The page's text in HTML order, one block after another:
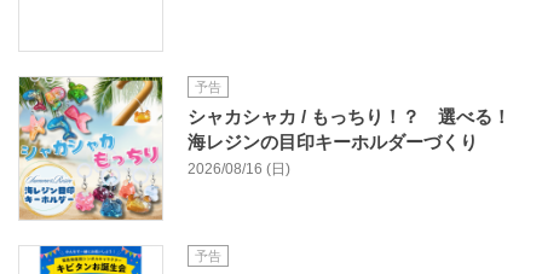
予告
シャカシャカ / もっちり！？ 選べる！
海レジンの目印キーホルダーづくり
2026/08/16 (日)
予告